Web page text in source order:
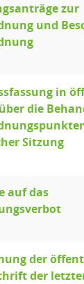
zur
und
in
die
Sitzung
auf das
der
der